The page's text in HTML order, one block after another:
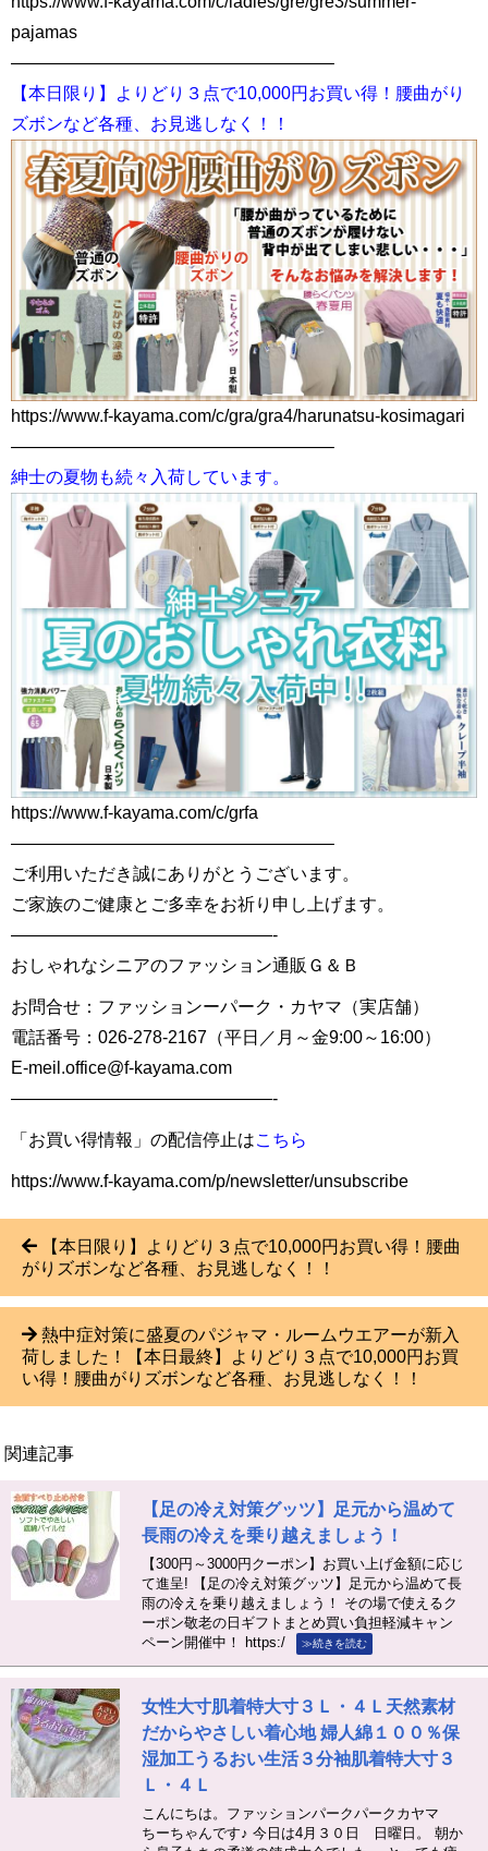
pajamas
——————————————————–
【本日限り】よりどり３点で10,000円お買い得！腰曲がり
ズボンなど各種、お見逃しなく！！
https://www.f-kayama.com/c/gra/gra4/harunatsu-kosimagari
——————————————————–
紳士の夏物も続々入荷しています。
https://www.f-kayama.com/c/grfa
——————————————————–
ご利用いただき誠にありがとうございます。
ご家族のご健康とご多幸をお祈り申し上げます。
———————————————-
おしゃれなシニアのファッション通販Ｇ＆Ｂ
お問合せ：ファッションーパーク・カヤマ（実店舗）
電話番号：026-278-2167（平日／月～金9:00～16:00）
E-meil.office@f-kayama.com
———————————————-
「お買い得情報」の配信停止はこちら
https://www.f-kayama.com/p/newsletter/unsubscribe
【本日限り】よりどり３点で10,000円お買い得！腰曲
がりズボンなど各種、お見逃しなく！！
熱中症対策に盛夏のパジャマ・ルームウエアーが新入
荷しました！【本日最終】よりどり３点で10,000円お買
い得！腰曲がりズボンなど各種、お見逃しなく！！
関連記事
【足の冷え対策グッツ】足元から温めて
長雨の冷えを乗り越えましょう！
【300円～3000円クーポン】お買い上げ金額に応じ
て進呈! 【足の冷え対策グッツ】足元から温めて長
雨の冷えを乗り越えましょう！ その場で使えるク
ーポン敬老の日ギフトまとめ買い負担軽減キャン
ペーン開催中！ https:/
≫続きを読む
女性大寸肌着特大寸３Ｌ・４Ｌ天然素材
だからやさしい着心地 婦人綿１００％保
湿加工うるおい生活３分袖肌着特大寸３
Ｌ・４Ｌ
こんにちは。ファッションパークパークカヤマ
ちーちゃんです♪ 今日は4月３０日 日曜日。 朝か